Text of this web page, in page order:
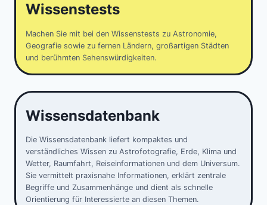
Wissenstests
Machen Sie mit bei den Wissenstests zu Astronomie,
Geografie sowie zu fernen Ländern, großartigen Städten
und berühmten Sehenswürdigkeiten.
Wissensdatenbank
Die Wissensdatenbank liefert kompaktes und
verständliches Wissen zu Astrofotografie, Erde, Klima und
Wetter, Raumfahrt, Reiseinformationen und dem Universum.
Sie vermittelt praxisnahe Informationen, erklärt zentrale
Begriffe und Zusammenhänge und dient als schnelle
Orientierung für Interessierte an diesen Themen.